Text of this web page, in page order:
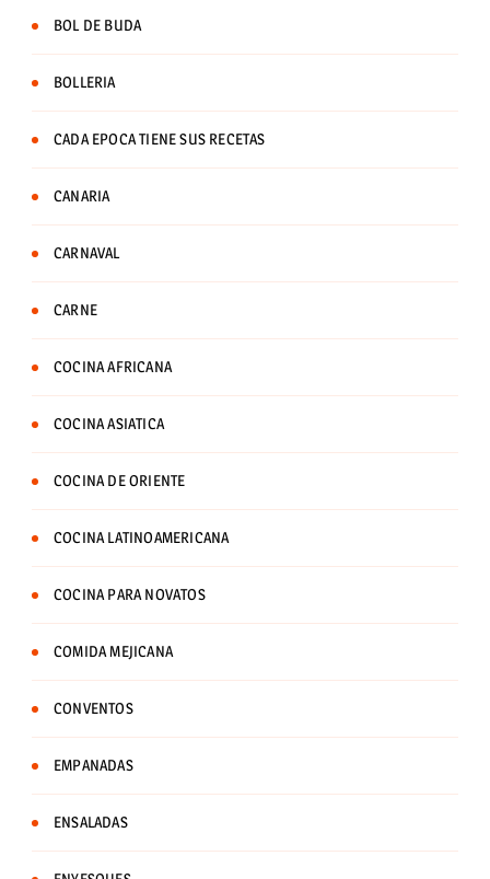
BOL DE BUDA
BOLLERIA
CADA EPOCA TIENE SUS RECETAS
CANARIA
CARNAVAL
CARNE
COCINA AFRICANA
COCINA ASIATICA
COCINA DE ORIENTE
COCINA LATINOAMERICANA
COCINA PARA NOVATOS
COMIDA MEJICANA
CONVENTOS
EMPANADAS
ENSALADAS